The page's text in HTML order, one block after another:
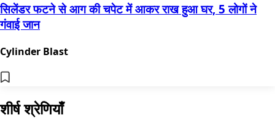
सिलेंडर फटने से आग की चपेट में आकर राख हुआ घर, 5 लोगों ने
गंवाई जान
Cylinder Blast
शीर्ष श्रेणियाँ